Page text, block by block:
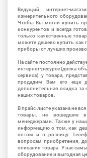
Ведущий интернет-
измерительного
Чтобы Вы могли купить
конкурентов и всегда
только качественные
можете дешево купить как
приборы от лучших
На сайте постоянно
интернет-ресурсе (доска
сервиса) у товара,
продадим Вам его еще
дополнительная скидка
наших товаров.
В прайс-листе указана не
товары, не вошедшие в
менеджерами. Также у
информацию о том, как
оптом и в розницу.
вопросам приобретения,
описания товара. У нас
оборудование и выгодная